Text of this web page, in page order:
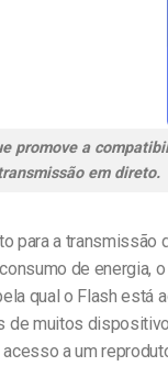
promove a
em direto.
para a transmissão
de energia,
qual o Flash está
de muitos
a um